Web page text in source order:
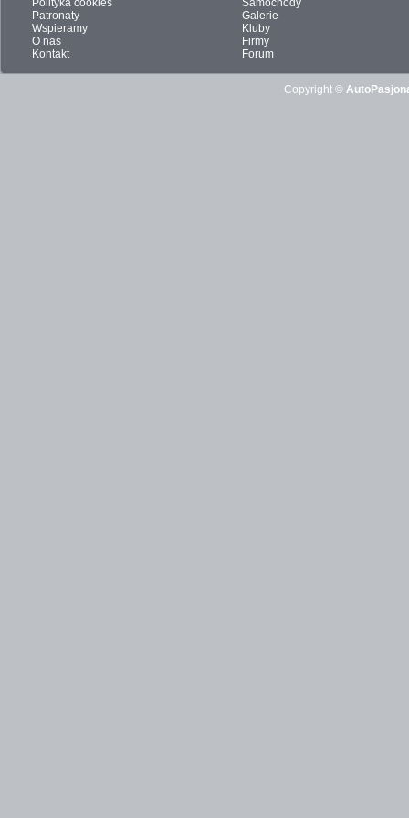
Polityka cookies
Patronaty
Wspieramy
O nas
Kontakt
Samochody
Galerie
Kluby
Firmy
Forum
Copyright ©